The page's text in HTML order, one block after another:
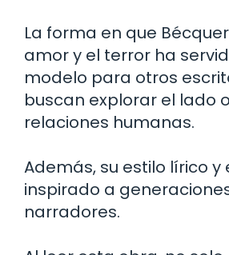
La forma en que
amor y el terror ha
modelo para otros
buscan explorar el lado
relaciones humanas.
Además, su estilo lírico
inspirado a
narradores.